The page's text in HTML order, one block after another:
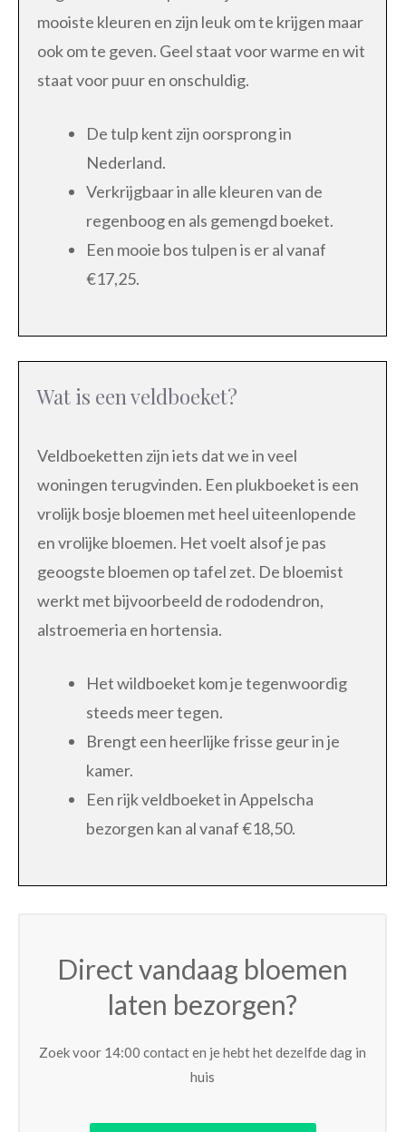
mooiste kleuren en zijn leuk om te krijgen maar
ook om te geven. Geel staat voor warme en wit
staat voor puur en onschuldig.
De tulp kent zijn oorsprong in
Nederland.
Verkrijgbaar in alle kleuren van de
regenboog en als gemengd boeket.
Een mooie bos tulpen is er al vanaf
€17,25.
Wat is een veldboeket?
Veldboeketten zijn iets dat we in veel
woningen terugvinden. Een plukboeket is een
vrolijk bosje bloemen met heel uiteenlopende
en vrolijke bloemen. Het voelt alsof je pas
geoogste bloemen op tafel zet. De bloemist
werkt met bijvoorbeeld de rododendron,
alstroemeria en hortensia.
Het wildboeket kom je tegenwoordig
steeds meer tegen.
Brengt een heerlijke frisse geur in je
kamer.
Een rijk veldboeket in Appelscha
bezorgen kan al vanaf €18,50.
Direct vandaag bloemen
laten bezorgen?
Zoek voor 14:00 contact en je hebt het dezelfde dag in
huis